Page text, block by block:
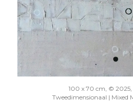
100 x 70 cm, ©
Tweedimensionaal | Mixed